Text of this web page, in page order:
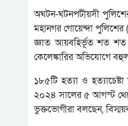
অঘটন-ঘটনপটীয়সী
মহানগর গোয়েন্দা পুলিশের
জ্ঞাত আয়বহির্ভূত শত শত
কেলেঙ্কারির অভিযোগে
১৮৫টি হত্যা ও
২০২৪ সালের ৫ আগস্ট
ভুক্তভোগীরা বলছেন,